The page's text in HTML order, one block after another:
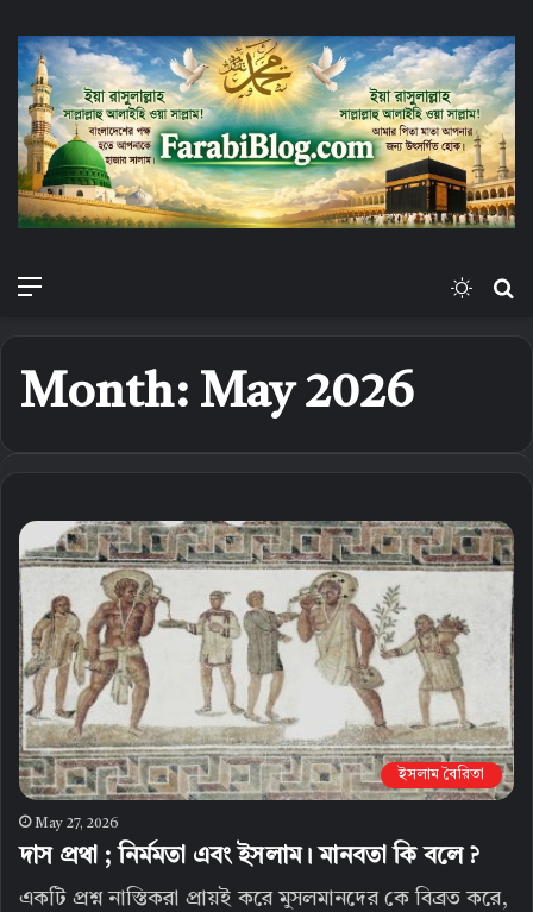
Switch
Month: May 2026
ইসলাম বৈরিতা
May 27, 2026
দাস প্রথা ; নির্মমতা এবং ইসলাম। মানবতা কি বলে ?
একটি প্রশ্ন নাস্তিকরা প্রায়ই করে মুসলমানদের কে বিব্রত করে,